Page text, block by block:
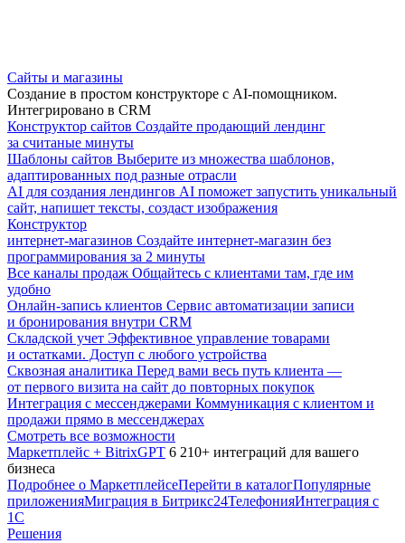
Сайты и магазины
Создание в простом конструкторе с AI-помощником.
Интегрировано в CRM
Конструктор сайтов Создайте продающий лендинг
за считаные минуты
Шаблоны сайтов Выберите из множества шаблонов,
адаптированных под разные отрасли
AI для создания лендингов AI поможет запустить уникальный
сайт, напишет тексты, создаст изображения
Конструктор
интернет-магазинов Создайте интернет-магазин без
программирования за 2 минуты
Все каналы продаж Общайтесь с клиентами там, где им
удобно
Онлайн-запись клиентов Сервис автоматизации записи
и бронирования внутри CRM
Складской учет Эффективное управление товарами
и остатками. Доступ с любого устройства
Сквозная аналитика Перед вами весь путь клиента —
от первого визита на сайт до повторных покупок
Интеграция с мессенджерами Коммуникация с клиентом и
продажи прямо в мессенджерах
Смотреть все возможности
Маркетплейс + BitrixGPT 6 210+ интеграций для вашего
бизнеса
Подробнее о МаркетплейсеПерейти в каталогПопулярные
приложенияМиграция в Битрикс24ТелефонияИнтеграция с
1С
Решения